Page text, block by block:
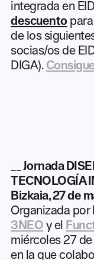
integrada en
descuentopara
de los
socias/os de
DIGA).
Jornada
TECNOLOGÍA
Bizkaia, 27 de
Organizada por
3NEO y el
miércoles 27
en la que